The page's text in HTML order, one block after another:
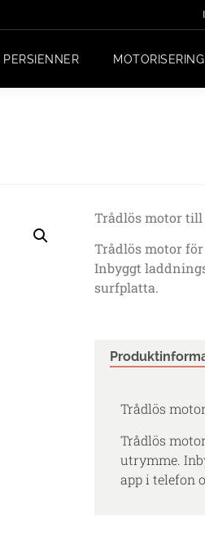
PERSIENNER MOTORISERING
Trådlös motor
Trådlös motor
Inbyggt
surfplatta.
Trådlös
Trådlös
utrymme.
app i telefon